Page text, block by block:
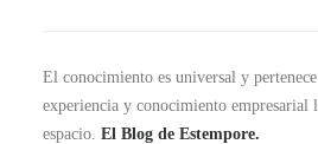
El conocimiento es universal y
experiencia y conocimiento empresarial
espacio. El Blog de Estempore.